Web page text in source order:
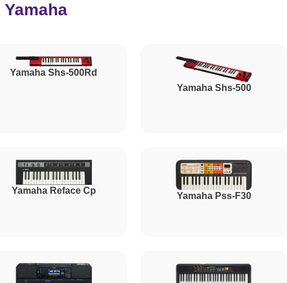
1500
1000
Yamaha
Yamaha Shs-500Rd
Yamaha Shs-500
Yamaha Reface Cp
Yamaha Pss-F30